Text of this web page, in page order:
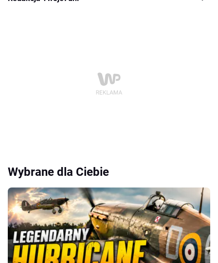
Wybrane dla Ciebie